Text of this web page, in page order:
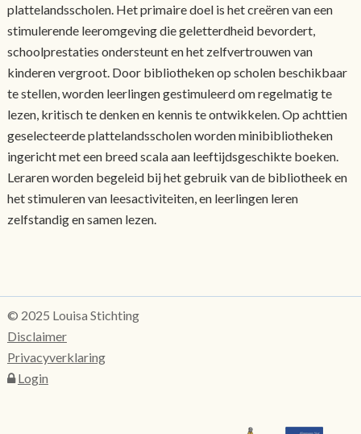
plattelandsscholen. Het primaire doel is het creëren van een
stimulerende leeromgeving die geletterdheid bevordert,
schoolprestaties ondersteunt en het zelfvertrouwen van
kinderen vergroot. Door bibliotheken op scholen beschikbaar
te stellen, worden leerlingen gestimuleerd om regelmatig te
lezen, kritisch te denken en kennis te ontwikkelen. Op achttien
geselecteerde plattelandsscholen worden minibibliotheken
ingericht met een breed scala aan leeftijdsgeschikte boeken.
Leraren worden begeleid bij het gebruik van de bibliotheek en
het stimuleren van leesactiviteiten, en leerlingen leren
zelfstandig en samen lezen.
© 2025 Louisa Stichting
Disclaimer
Privacyverklaring
Login